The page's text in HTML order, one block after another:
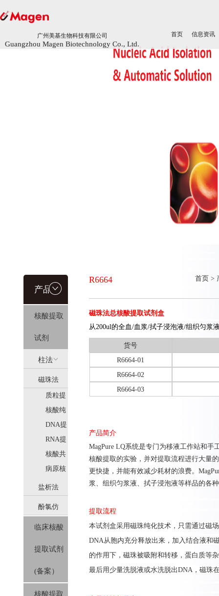
广州美基生物科技有限公司
Guangzhou Magen Biotechnology Co., Ltd.
首页 信息资讯
广州美基生物科技有限公司
Guangzhou Magen Biotechnology Co., Ltd.
首页 信息资讯
产品信
息
核酸提取
试剂
柱法
(HiPure)
磁珠法
质粒提
取
核酸纯
化
DNA提
取
RNA提
取
核酸共
提取
病原核
酸提取
盐析法
(SolPure)
酚氯仿
(Trizol系
列）
临床核酸
提取试剂
(备案）
核酸提取
R6664 首页 >
磁珠法总核酸提取试剂盒
从200ul的全血/血浆/拭子浸泡液/组织匀浆
货号
R6664-01
R6664-02
R6664-03
产品简介
MagPure LQ系统是专门为移液工作站和手
核酸提取的实验，并对提取流程进行大量
更快捷，并能有效减少耗材的浪费。
浆、组织匀浆液、拭子浸泡液等样品的各
提取流程
本试剂盒采用磁珠纯化技术，只需通过磁
DNA从胞内充分释放出来，加入结合液和
的作用下，磁珠被吸附和转移，蛋白质等
最后用少量洗脱液或水洗脱出DNA，磁珠